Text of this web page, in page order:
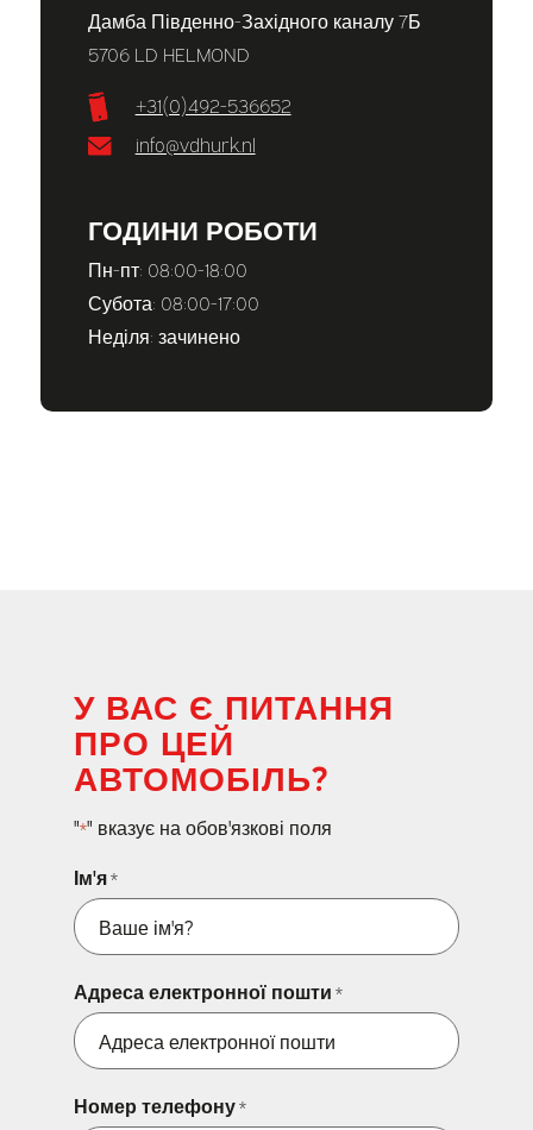
Дамба Південно-Західного каналу 7Б
5706 LD HELMOND
+31(0)492-536652
info@vdhurk.nl
ГОДИНИ РОБОТИ
Пн-пт: 08:00-18:00
Субота: 08:00-17:00
Неділя: зачинено
У ВАС Є ПИТАННЯ
ПРО ЦЕЙ
АВТОМОБІЛЬ?
"*" вказує на обов'язкові поля
Ім'я*
Адреса електронної пошти *
Номер телефону*